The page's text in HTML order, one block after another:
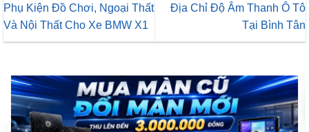
Phụ Kiện Đồ Chơi, Ngoại Thất
Và Nội Thất Cho Xe BMW X1
Địa Chỉ Độ Âm Thanh Ô Tô
Tại Bình Tân